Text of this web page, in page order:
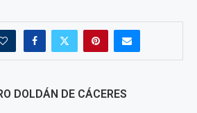
DOLDÁN DE CÁCERES